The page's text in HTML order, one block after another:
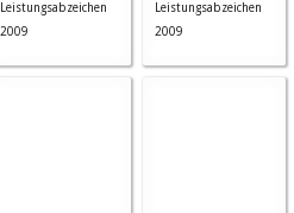
Leistungsabzeichen
2009
Leistungsabzeichen
2009